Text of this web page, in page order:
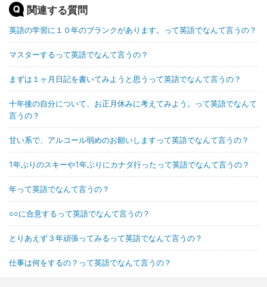
関連する質問
英語の学習に１０年のブランクがあります。って英語でなんて言うの？
マスターするって英語でなんて言うの？
まずは１ヶ月日記を書いてみようと思うって英語でなんて言うの？
十年後の自分について、お正月休みに考えてみよう。って英語でなんて
言うの？
甘い系で、アルコール弱めのお願いしますって英語でなんて言うの？
1年ぶりのスキーや1年ぶりにカナダ行ったって英語でなんて言うの？
年って英語でなんて言うの？
○○に合意するって英語でなんて言うの？
とりあえず３年頑張ってみるって英語でなんて言うの？
仕事は何をするの？って英語でなんて言うの？